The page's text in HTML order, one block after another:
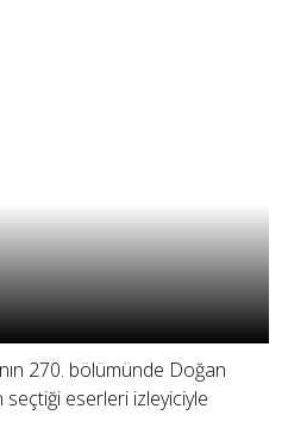
270. bölümünde Doğan
seçtiği eserleri izleyiciyle